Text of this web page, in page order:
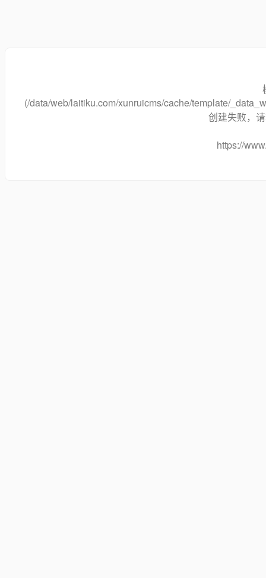
(/data/web/laitiku.com/xunruicms/cache/template/
创建失败，
https://